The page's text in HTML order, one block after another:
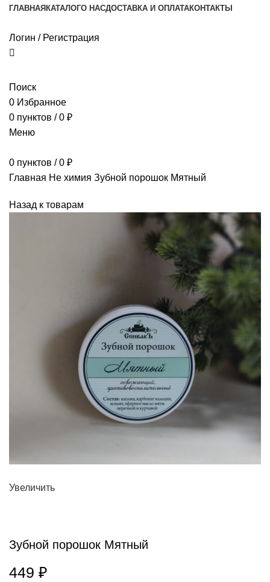
ГЛАВНАЯ КАТАЛОГО НАСДОСТАВКА И ОПЛАТАКОНТАКТЫ
Логин / Регистрация
Поиск
0 Избранное
0 пунктов / 0 ₽
Меню
0 пунктов / 0 ₽
Главная Не химия Зубной порошок Мятный
Назад к товарам
Увеличить
Зубной порошок Мятный
449 ₽